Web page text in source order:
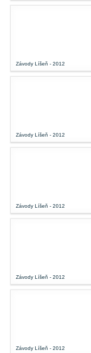
Závody Líšeň - 2012
Závody Líšeň - 2012
Závody Líšeň - 2012
Závody Líšeň - 2012
Závody Líšeň - 2012